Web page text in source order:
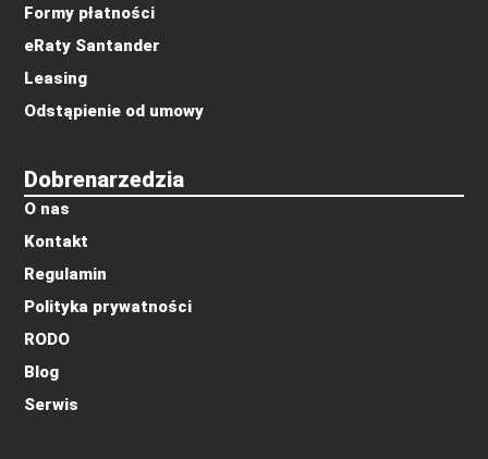
Dobrenarzedzia
O nas
Kontakt
Regulamin
Polityka prywatności
RODO
Blog
Serwis
Formy płatności
eRaty Santander
Leasing
Odstąpienie od umowy